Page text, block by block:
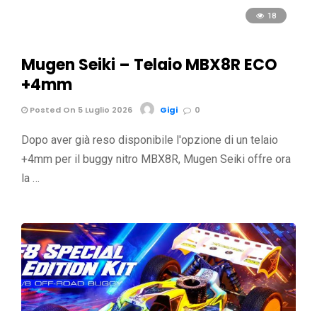
18
Mugen Seiki – Telaio MBX8R ECO
+4mm
Posted On 5 Luglio 2026 Gigi 0
Dopo aver già reso disponibile l'opzione di un telaio
+4mm per il buggy nitro MBX8R, Mugen Seiki offre ora
la …